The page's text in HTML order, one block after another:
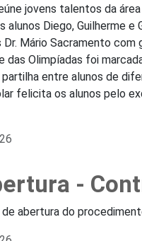
jovens talentos da
alunos Diego, Guilherme
Mário Sacramento com
Olimpíadas foi
entre alunos de
felicita os alunos pelo
-
de abertura do